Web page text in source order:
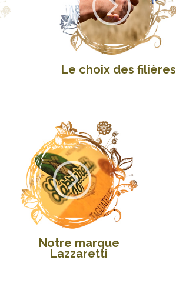
Le choix des filières
=
Notre marque
Lazzaretti